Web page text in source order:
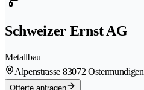
Schweizer Ernst AG
Metallbau
Alpenstrasse 83072 Ostermundigen
Offerte anfragen